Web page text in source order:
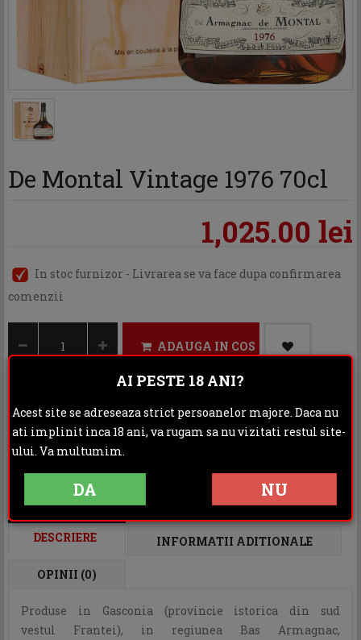
De Montal Vintage 1976 70cl
1,025.00 lei
In stoc furnizor - Livrarea se va face dupa confirmarea
comenzii
ADAUGA IN COS
Categoria: Cognac & Armagnac
Distribuie:
DESCRIERE INFORMATII ADITIONALE
OPINII (0)
Produse in Gasconia (provincie istorica din sud
vestul Frantei), in regiunea Bas Armagnac,
AI PESTE 18 ANI?
Acest site se adreseaza strict persoanelor majore. Daca nu
ati implinit inca 18 ani, va rugam sa nu vizitati restul site-
ului. Va multumim.
DA NU